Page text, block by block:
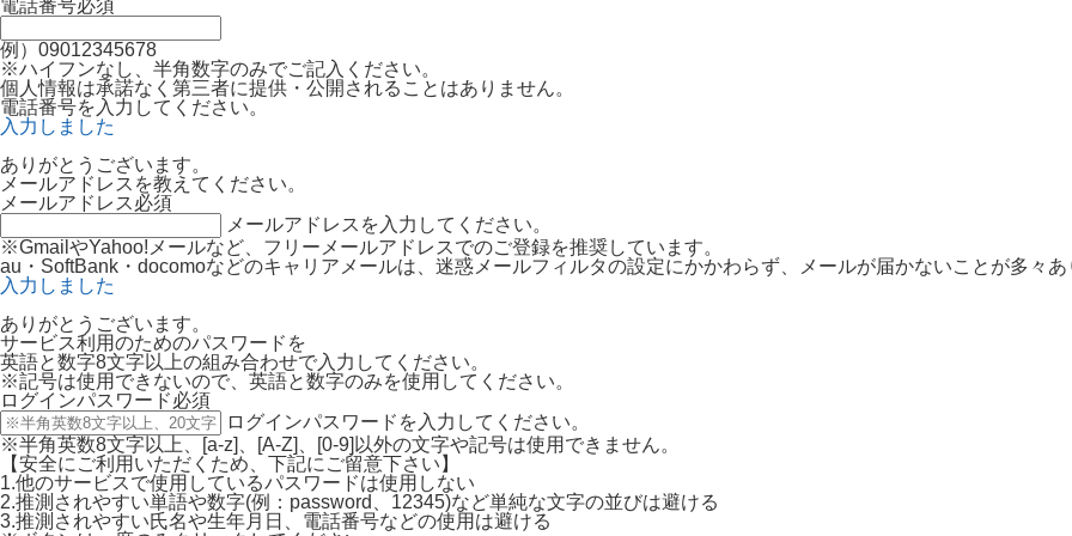
電話番号必須
例）09012345678
※ハイフンなし、半角数字のみでご記入ください。
個人情報は承諾なく第三者に提供・公開されることはありません。
電話番号を入力してください。
入力しました
ありがとうございます。
メールアドレスを教えてください。
メールアドレス必須
メールアドレスを入力してください。
※GmailやYahoo!メールなど、フリーメールアドレスでのご登録を推奨しています。
au・SoftBank・docomoなどのキャリアメールは、迷惑メールフィルタの設定にかかわらず、メールが届かないことが多々あ
入力しました
ありがとうございます。
サービス利用のためのパスワードを
英語と数字8文字以上の組み合わせで入力してください。
※記号は使用できないので、英語と数字のみを使用してください。
ログインパスワード必須
ログインパスワードを入力してください。
※半角英数8文字以上、[a-z]、[A-Z]、[0-9]以外の文字や記号は使用できません。
【安全にご利用いただくため、下記にご留意下さい】
1.他のサービスで使用しているパスワードは使用しない
2.推測されやすい単語や数字(例：password、12345)など単純な文字の並びは避ける
3.推測されやすい氏名や生年月日、電話番号などの使用は避ける